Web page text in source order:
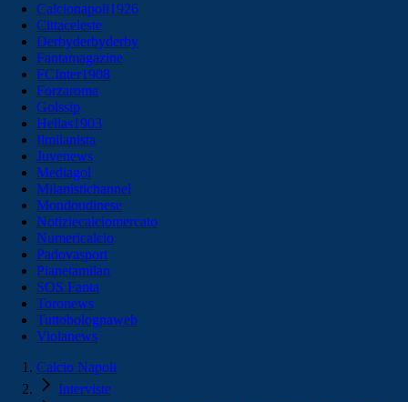
Calcionapoli1926
Cittaceleste
Derbyderbyderby
Fantamagazine
FCInter1908
Forzaroma
Golssip
Hellas1903
Ilmilanista
Juvenews
Mediagol
Milanistichannel
Mondoudinese
Notiziecalciomercato
Numericalcio
Padovasport
Pianetamilan
SOS Fanta
Toronews
Tuttobolognaweb
Violanews
Calcio Napoli
Interviste